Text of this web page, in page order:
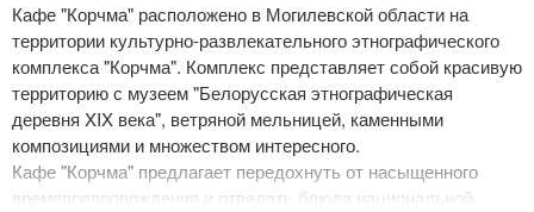
Кафе "Корчма" расположено в Могилевской области на
территории культурно-развлекательного этнографического
комплекса "Корчма". Комплекс представляет собой красивую
территорию с музеем "Белорусская этнографическая
деревня XIX века", ветряной мельницей, каменными
композициями и множеством интересного.
Кафе "Корчма" предлагает передохнуть от насыщенного
времяпрепровождения и отведать блюда национальной